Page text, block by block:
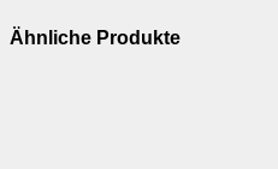
Ähnliche Produkte